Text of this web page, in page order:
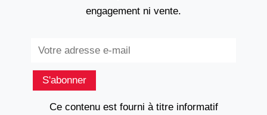
engagement ni vente.
S'abonner
Ce contenu est fourni à titre informatif